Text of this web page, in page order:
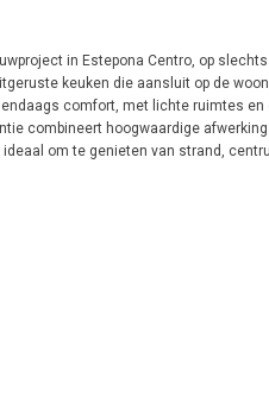
in Estepona Centro, op
keuken die aansluit op de
comfort, met lichte ruimtes
combineert hoogwaardige
om te genieten van strand,